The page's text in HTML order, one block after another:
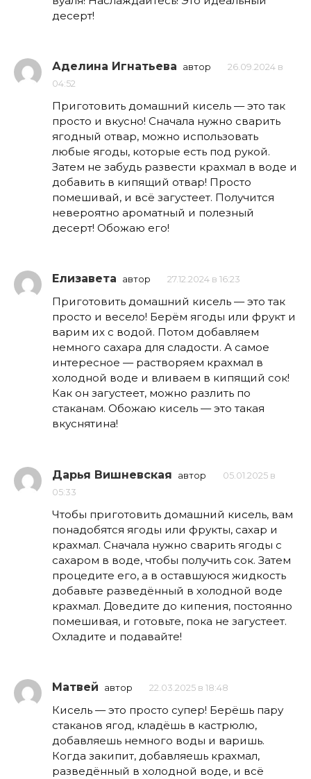
десерт!
Аделина Игнатьева автор
26.09.2024 в
04:52
Приготовить домашний кисель — это так
просто и вкусно! Сначала нужно сварить
ягодный отвар, можно использовать
любые ягоды, которые есть под рукой.
Затем не забудь развести крахмал в воде и
добавить в кипящий отвар! Просто
помешивай, и всё загустеет. Получится
невероятно ароматный и полезный
десерт! Обожаю его!
Елизавета автор 27.12.2024 в 16:23
Приготовить домашний кисель — это так
просто и весело! Берём ягоды или фрукт и
варим их с водой. Потом добавляем
немного сахара для сладости. А самое
интересное — растворяем крахмал в
холодной воде и вливаем в кипящий сок!
Как он загустеет, можно разлить по
стаканам. Обожаю кисель — это такая
вкуснятина!
Дарья Вишневская автор
05.01.2025 в
05:33
Чтобы приготовить домашний кисель, вам
понадобятся ягоды или фрукты, сахар и
крахмал. Сначала нужно сварить ягоды с
сахаром в воде, чтобы получить сок. Затем
процедите его, а в оставшуюся жидкость
добавьте разведённый в холодной воде
крахмал. Доведите до кипения, постоянно
помешивая, и готовьте, пока не загустеет.
Охладите и подавайте!
Матвей автор 22.03.2025 в 18:48
Кисель — это просто супер! Берёшь пару
стаканов ягод, кладёшь в кастрюлю,
добавляешь немного воды и варишь.
Когда закипит, добавляешь крахмал,
разведённый в холодной воде, и всё